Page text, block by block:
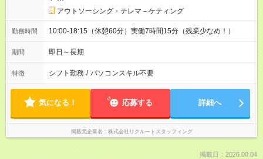
アウトソーシング・テレマ－ケティング
勤務時間 10:00-18:15（休憩60分）実働7時間15分（残業少なめ！）
期間 即日～長期
特徴 シフト勤務 / パソコンスキル不要
気になる！ 応募する 詳細へ
掲載元企業名 株式会社リクルートスタッフィング
掲載日：2026.08.04